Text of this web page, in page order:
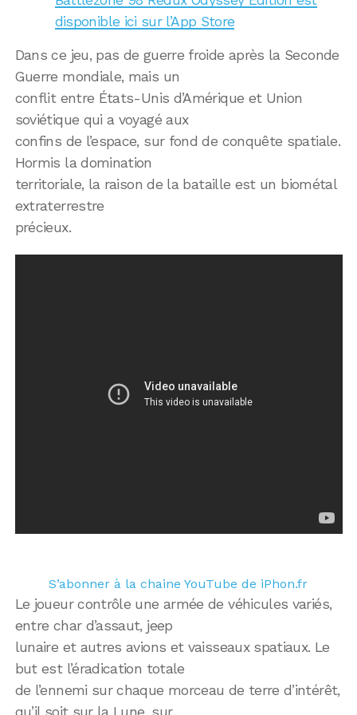
disponible ici sur l’App Store
Dans ce jeu, pas de guerre froide après la Seconde
Guerre mondiale, mais un
conflit entre États-Unis d’Amérique et Union
soviétique qui a voyagé aux
confins de l’espace, sur fond de conquête spatiale.
Hormis la domination
territoriale, la raison de la bataille est un biométal
extraterrestre
précieux.
S’abonner à la chaine YouTube de iPhon.fr
Le joueur contrôle une armée de véhicules variés,
entre char d’assaut, jeep
lunaire et autres avions et vaisseaux spatiaux. Le
but est l’éradication totale
de l’ennemi sur chaque morceau de terre d’intérêt,
qu’il soit sur la Lune, sur